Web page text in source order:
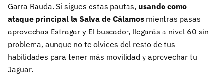
Garra Rauda. Si sigues estas pautas, usando como
ataque principal la Salva de Cálamos mientras pasas
aprovechas Estragar y El buscador, llegarás a nivel 60 sin
problema, aunque no te olvides del resto de tus
habilidades para tener más movilidad y aprovechar tu
Jaguar.